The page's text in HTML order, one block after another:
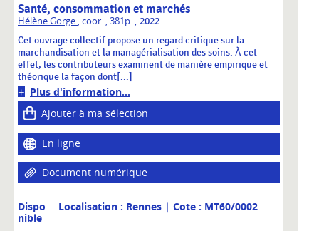
Santé, consommation et marchés
Hélène Gorge , coor. , 381p. , 2022
Cet ouvrage collectif propose un regard critique sur la
marchandisation et la managérialisation des soins. À cet
effet, les contributeurs examinent de manière empirique et
théorique la façon dont[...]
Plus d'information...
Ajouter à ma sélection
En ligne
Document numérique
Dispo
nible
Localisation : Rennes | Cote : MT60/0002